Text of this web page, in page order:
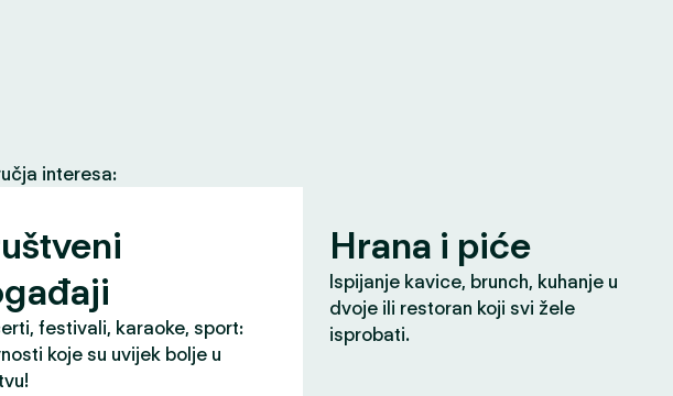
interesa:
festivali, karaoke, sport:
koje su uvijek bolje u
Hrana i piće
Ispijanje kavice, brunch, kuhanje u
dvoje ili restoran koji svi žele
isprobati.